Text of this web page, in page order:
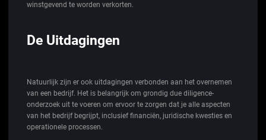
winstgevend te worden verkorten.
De Uitdagingen
Natuurlijk zijn er ook uitdagingen verbonden aan het overnemen
van een bedrijf. Het is belangrijk om grondig due diligence-
onderzoek uit te voeren om ervoor te zorgen dat je alle aspecten
van het bedrijf begrijpt, inclusief financiën, juridische kwesties en
operationele processen.